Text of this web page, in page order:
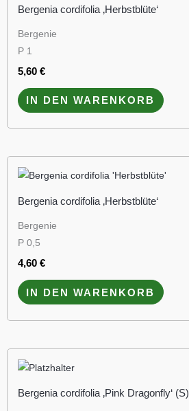
Bergenia cordifolia ‚Herbstblüte‘
Bergenie
P 1
5,60 €
IN DEN WARENKORB
Bergenia cordifolia ‚Herbstblüte‘
Bergenie
P 0,5
4,60 €
IN DEN WARENKORB
Bergenia cordifolia ‚Pink Dragonfly‘ (S)